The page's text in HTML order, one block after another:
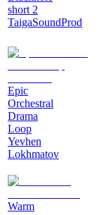
short 2
TaigaSoundProd
Epic
Orchestral
Drama
Loop
Yevhen
Lokhmatov
Warm